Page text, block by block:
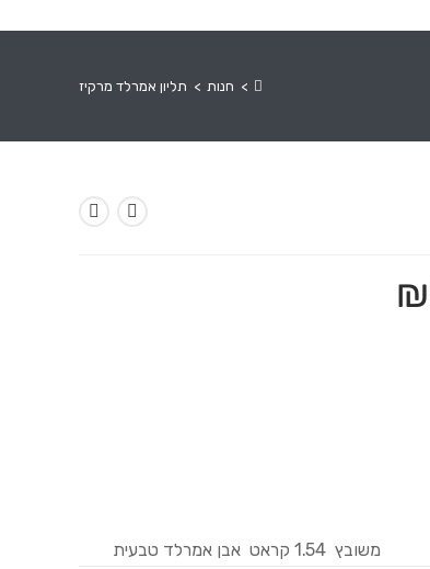
> חנות > תליון אמרלד מרקיז
₪
משובץ 1.54 קראט אבן אמרלד טבעית